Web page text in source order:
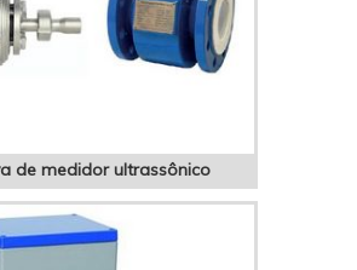
de medidor ultrassônico